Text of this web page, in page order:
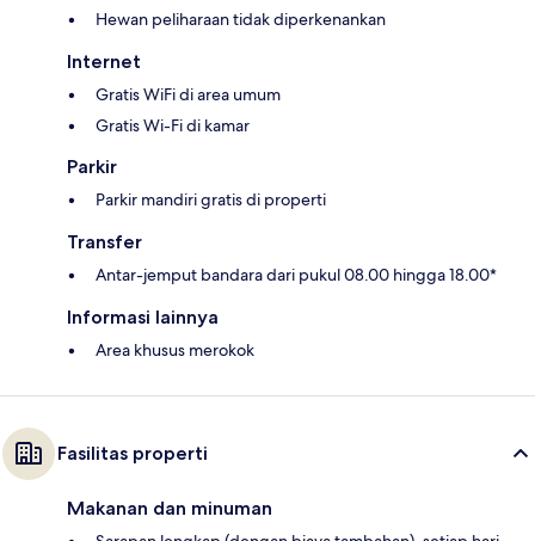
Hewan peliharaan tidak diperkenankan
Internet
Gratis WiFi di area umum
Gratis Wi-Fi di kamar
Parkir
Parkir mandiri gratis di properti
Transfer
Antar-jemput bandara dari pukul 08.00 hingga 18.00*
Informasi lainnya
Area khusus merokok
Fasilitas properti
Makanan dan minuman